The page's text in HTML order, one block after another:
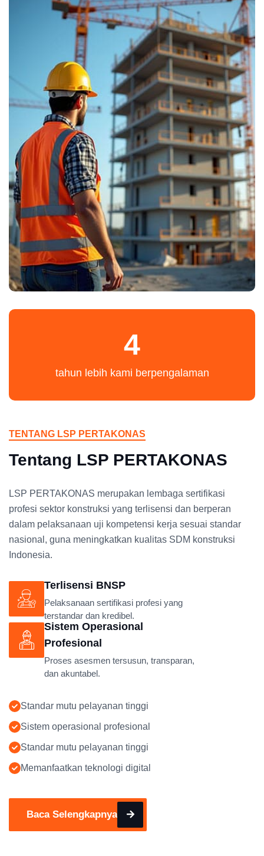
4
tahun lebih kami berpengalaman
TENTANG LSP PERTAKONAS
Tentang LSP PERTAKONAS
LSP PERTAKONAS merupakan lembaga sertifikasi
profesi sektor konstruksi yang terlisensi dan berperan
dalam pelaksanaan uji kompetensi kerja sesuai standar
nasional, guna meningkatkan kualitas SDM konstruksi
Indonesia.
Terlisensi BNSP
Pelaksanaan sertifikasi profesi yang
terstandar dan kredibel.
Sistem Operasional
Profesional
Proses asesmen tersusun, transparan,
dan akuntabel.
Standar mutu pelayanan tinggi
Sistem operasional profesional
Standar mutu pelayanan tinggi
Memanfaatkan teknologi digital
Baca Selengkapnya